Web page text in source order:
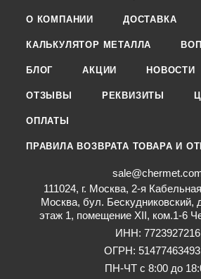
О КОМПАНИИ ДОСТАВКА
КАЛЬКУЛЯТОР МЕТАЛЛА
БЛОГ АКЦИИ НОВОСТИ
ОТЗЫВЫ РЕКВИЗИТЫ
ОПЛАТЫ
ПРАВИЛА ВОЗВРАТА ТОВАРА И
111024, г. Москва, 2-я
Москва, бул. Бескудниковский,
этаж 1, помещение XII, ком.1-6
ИНН: 7723927216
ОГРН:
ПН-ЧТ с 8:00 до